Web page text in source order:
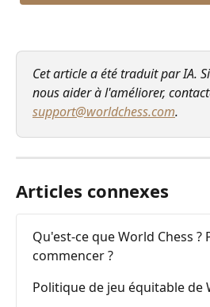
Cet article a été traduit par IA.
nous aider à l'améliorer,
support@worldchess.com.
Articles connexes
Qu'est-ce que World Chess ?
commencer ?
Politique de jeu équitable de